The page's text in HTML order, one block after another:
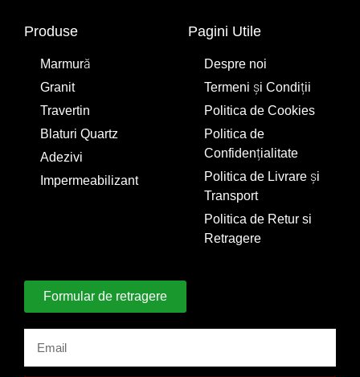
Produse
Marmură
Granit
Travertin
Blaturi Quartz
Adezivi
Impermeabilizant
Pagini Utile
Despre noi
Termeni și Condiții
Politica de Cookies
Politica de
Confidențialitate
Politica de Livrare și
Transport
Politica de Retur si
Retragere
Formular de retragere